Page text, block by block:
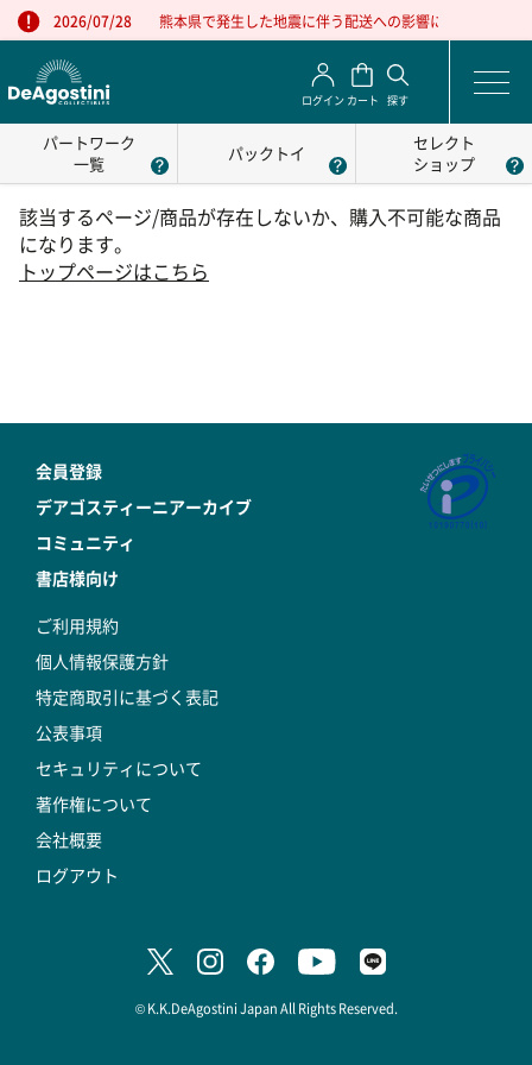
2026/07/28 熊本県で発生した地震に伴う配送への影響について
ログイン カート 探す
パートワーク
一覧
パックトイ
セレクト
ショップ
該当するページ/商品が存在しないか、購入不可能な商品
になります。
トップページはこちら
会員登録
デアゴスティーニアーカイブ
コミュニティ
書店様向け
ご利用規約
個人情報保護方針
特定商取引に基づく表記
公表事項
セキュリティについて
著作権について
会社概要
ログアウト
© K.K.DeAgostini Japan All Rights Reserved.